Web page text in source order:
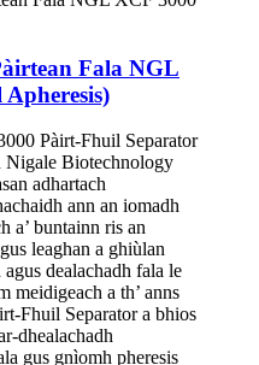
Fala NGL
Pàirt-Fhuil Separator
Nigale Biotechnology
adhartach
ann an iomadh
a’ buntainn ris an
leaghan a ghiùlan
dealachadh fala le
meidigeach a th’ anns
Fhuil Separator a bhios
dhealachadh
gus gnìomh pheresis